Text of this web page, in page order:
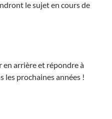
le sujet en cours de
en arrière et répondre à
les prochaines années !